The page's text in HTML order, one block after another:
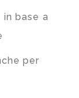
in base a
per